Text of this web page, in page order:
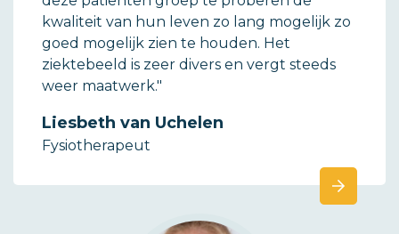
kwaliteit van hun leven zo lang mogelijk zo
goed mogelijk zien te houden. Het
ziektebeeld is zeer divers en vergt steeds
weer maatwerk."
Liesbeth van Uchelen
Fysiotherapeut